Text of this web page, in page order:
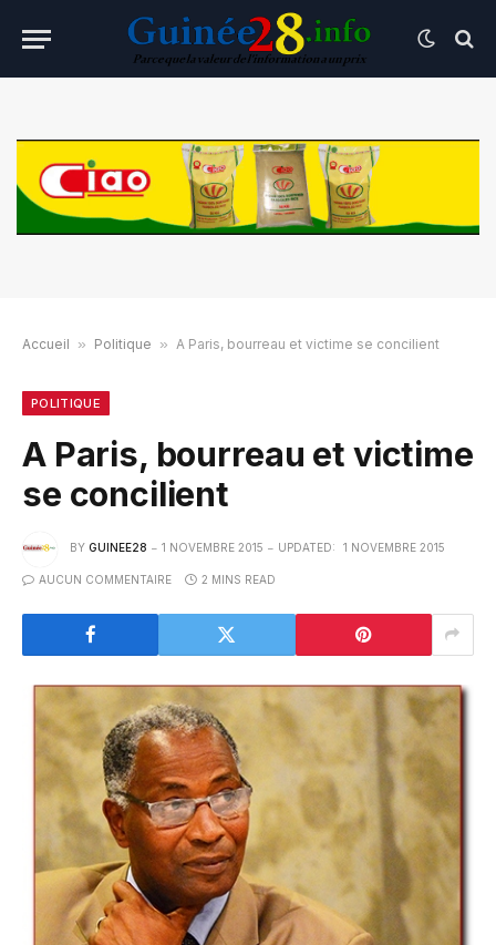
Accueil » Politique » A Paris, bourreau et victime se concilient
POLITIQUE
A Paris, bourreau et victime
se concilient
BY GUINEE28 1 NOVEMBRE 2015 UPDATED: 1 NOVEMBRE 2015
AUCUN COMMENTAIRE 2 MINS READ